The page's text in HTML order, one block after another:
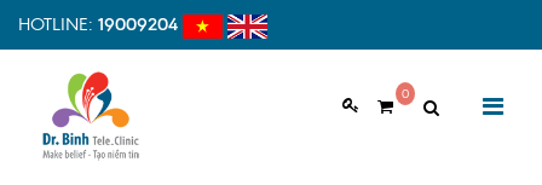
HOTLINE: 19009204
0